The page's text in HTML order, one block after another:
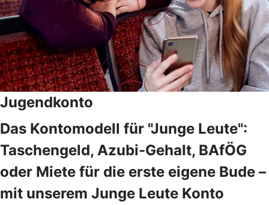
Jugendkonto
Das Kontomodell für "Junge Leute":
Taschengeld, Azubi-Gehalt, BAfÖG
oder Miete für die erste eigene Bude –
mit unserem Junge Leute Konto